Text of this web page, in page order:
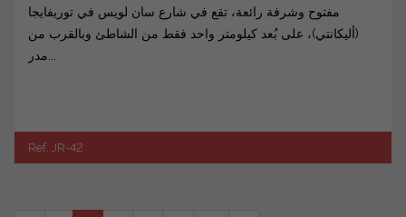
مفتوح وشرفة رائعة، تقع في شارع سان لويس في توريفايجا
(أليكانتي)، على بُعد كيلومتر واحد فقط من الشاطئ وبالقرب من
مدر...
Ref. JR-42